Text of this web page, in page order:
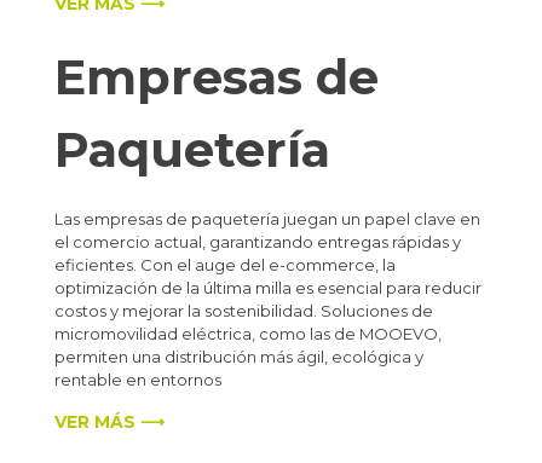
Empresas de
Paquetería
Las empresas de paquetería juegan un papel clave en
el comercio actual, garantizando entregas rápidas y
eficientes. Con el auge del e-commerce, la
optimización de la última milla es esencial para reducir
costos y mejorar la sostenibilidad. Soluciones de
micromovilidad eléctrica, como las de MOOEVO,
permiten una distribución más ágil, ecológica y
rentable en entornos
VER MÁS ⟶